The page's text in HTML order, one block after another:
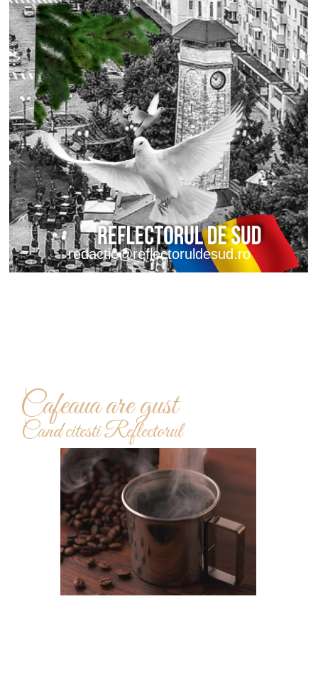
redactie@reflectoruldesud.ro
Cafeaua are gust
Cand citesti Reflectorul